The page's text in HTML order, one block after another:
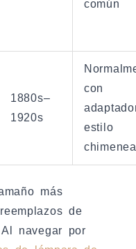
común
1880s–
1920s
con
estilo
chimenea
más
de
navegar por